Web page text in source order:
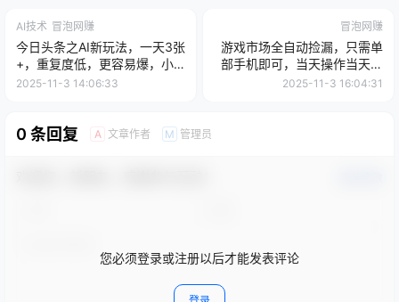
AI技术 冒泡网赚
今日头条之AI新玩法，一天3张
+，重复度低，更容易爆，小
白可做操作简单
2025-11-3 14:06:33
冒泡网赚
游戏市场全自动捡漏，只需单
部手机即可，当天操作当天见
结果。新手小白轻松月入1W+
2025-11-3 16:04:31
0 条回复 A 文章作者 M 管理员
您必须登录或注册以后才能发表评论